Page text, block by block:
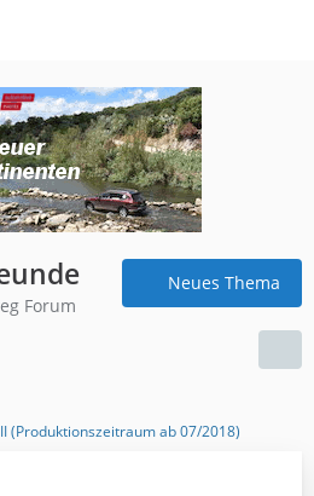
Forum
Neues Thema
(Produktionszeitraum ab 07/2018)